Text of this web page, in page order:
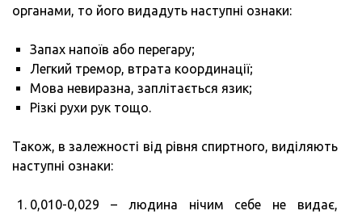
органами, то його видадуть наступні ознаки:
Запах напоїв або перегару;
Легкий тремор, втрата координації;
Мова невиразна, заплітається язик;
Різкі рухи рук тощо.
Також, в залежності від рівня спиртного, виділяють
наступні ознаки:
0,010-0,029 – людина нічим себе не видає,